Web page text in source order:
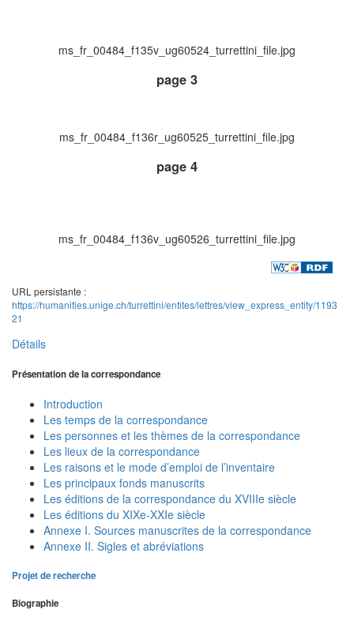
ms_fr_00484_f135v_ug60524_turrettini_file.jpg
page 3
ms_fr_00484_f136r_ug60525_turrettini_file.jpg
page 4
ms_fr_00484_f136v_ug60526_turrettini_file.jpg
URL persistante :
https://humanities.unige.ch/turrettini/entites/lettres/view_express_entity/1193
21
Détails
Présentation de la correspondance
Introduction
Les temps de la correspondance
Les personnes et les thèmes de la correspondance
Les lieux de la correspondance
Les raisons et le mode d’emploi de l’inventaire
Les principaux fonds manuscrits
Les éditions de la correspondance du XVIIIe siècle
Les éditions du XIXe-XXIe siècle
Annexe I. Sources manuscrites de la correspondance
Annexe II. Sigles et abréviations
Projet de recherche
Biographie